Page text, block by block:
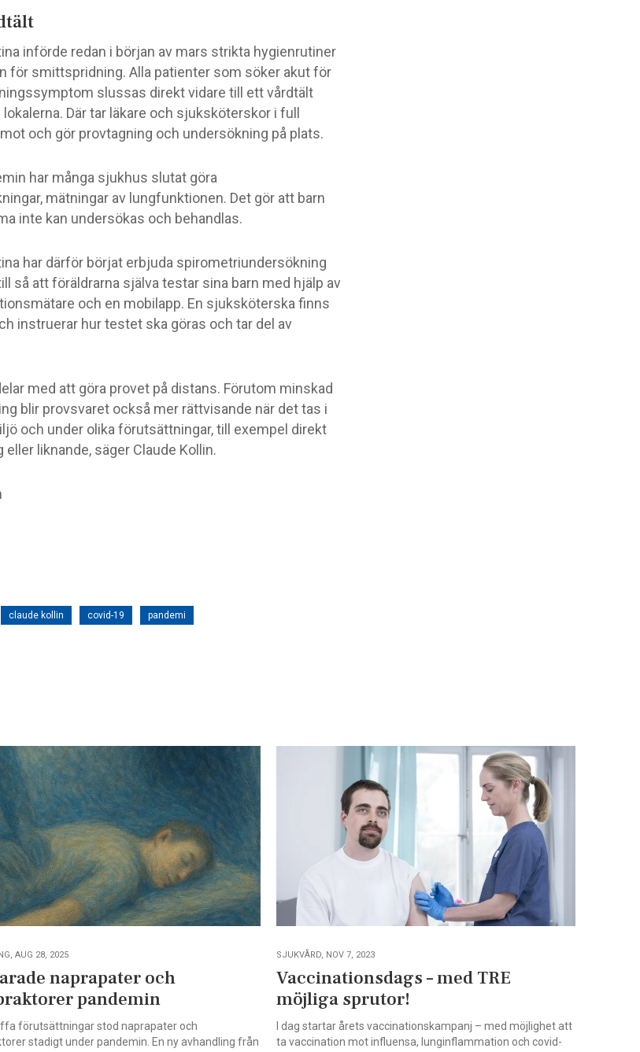
införde redan i början av mars strikta hygienrutiner
för smittspridning. Alla patienter som söker akut för
slussas direkt vidare till ett vårdtält
Där tar läkare och sjuksköterskor i full
och gör provtagning och undersökning på plats.
har många sjukhus slutat göra
mätningar av lungfunktionen. Det gör att barn
inte kan undersökas och behandlas.
har därför börjat erbjuda spirometriundersökning
så att föräldrarna själva testar sina barn med hjälp av
och en mobilapp. En sjuksköterska finns
instruerar hur testet ska göras och tar del av
med att göra provet på distans. Förutom minskad
blir provsvaret också mer rättvisande när det tas i
och under olika förutsättningar, till exempel direkt
liknande, säger Claude Kollin.
claude kollin covid-19 pandemi
AUG 28, 2025
naprapater och
pandemin
förutsättningar stod naprapater och
stadigt under pandemin. En ny avhandling från
SJUKVÅRD, NOV 7, 2023
Vaccinationsdags – med TRE
möjliga sprutor!
I dag startar årets vaccinationskampanj – med möjlighet att
ta vaccination mot influensa, lunginflammation och covid-